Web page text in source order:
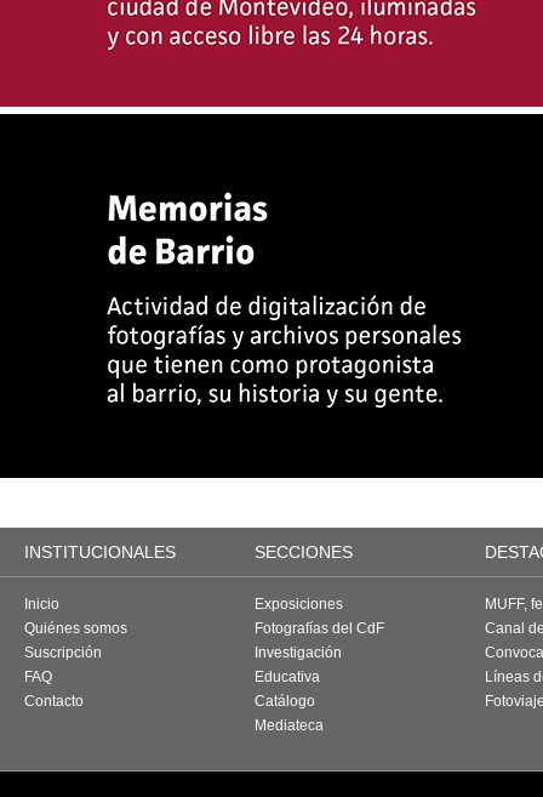
INSTITUCIONALES SECCIONES
Inicio
Quiénes somos
Suscripción
FAQ
Contacto
Exposiciones
Fotografías del CdF
Investigación
Educativa
Catálogo
Mediateca
MUFF,
Canal
Líneas